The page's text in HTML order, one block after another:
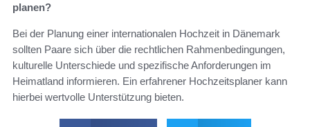
planen?
Bei der Planung einer internationalen Hochzeit in Dänemark
sollten Paare sich über die rechtlichen Rahmenbedingungen,
kulturelle Unterschiede und spezifische Anforderungen im
Heimatland informieren. Ein erfahrener Hochzeitsplaner kann
hierbei wertvolle Unterstützung bieten.